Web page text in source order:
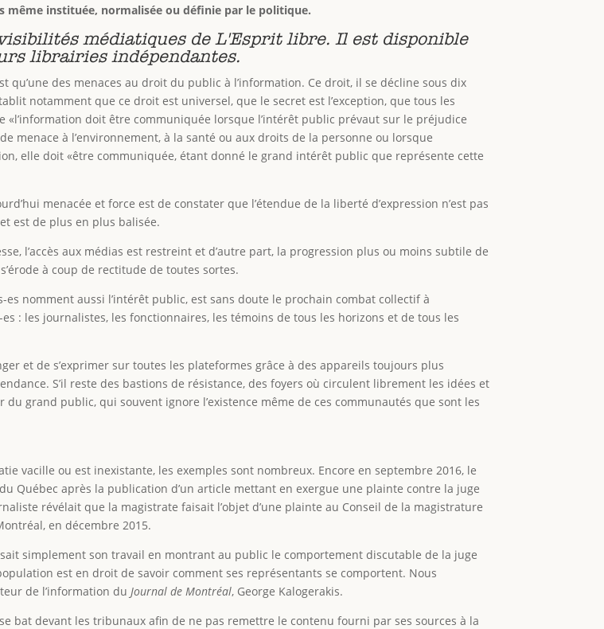
même instituée, normalisée ou définie par le politique.
médiatiques de L'Esprit libre. Il est disponible
librairies indépendantes.
qu’une des menaces au droit du public à l’information. Ce droit, il se décline sous dix
notamment que ce droit est universel, que le secret est l’exception, que tous les
doit être communiquée lorsque l’intérêt public prévaut sur le préjudice
menace à l’environnement, à la santé ou aux droits de la personne ou lorsque
elle doit «être communiquée, étant donné le grand intérêt public que représente cette
menacée et force est de constater que l’étendue de la liberté d’expression n’est pas
est de plus en plus balisée.
l’accès aux médias est restreint et d’autre part, la progression plus ou moins subtile de
à coup de rectitude de toutes sortes.
nomment aussi l’intérêt public, est sans doute le prochain combat collectif à
: les journalistes, les fonctionnaires, les témoins de tous les horizons et de tous les
et de s’exprimer sur toutes les plateformes grâce à des appareils toujours plus
S’il reste des bastions de résistance, des foyers où circulent librement les idées et
grand public, qui souvent ignore l’existence même de ces communautés que sont les
vacille ou est inexistante, les exemples sont nombreux. Encore en septembre 2016, le
Québec après la publication d’un article mettant en exergue une plainte contre la juge
révélait que la magistrate faisait l’objet d’une plainte au Conseil de la magistrature
en décembre 2015.
simplement son travail en montrant au public le comportement discutable de la juge
est en droit de savoir comment ses représentants se comportent. Nous
de l’information du Journal de Montréal, George Kalogerakis.
bat devant les tribunaux afin de ne pas remettre le contenu fourni par ses sources à la